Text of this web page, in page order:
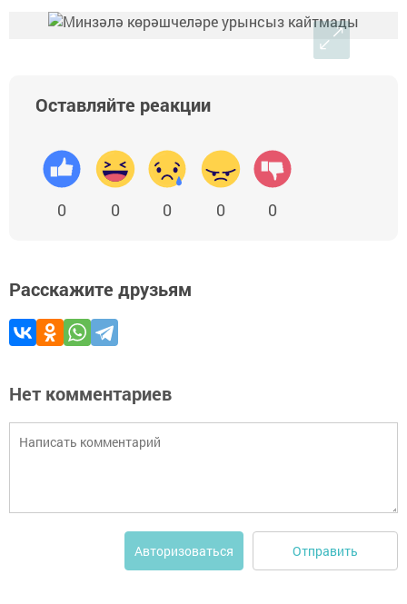
Оставляйте реакции
0 0 0 0 0
Расскажите друзьям
Нет комментариев
Авторизоваться Отправить